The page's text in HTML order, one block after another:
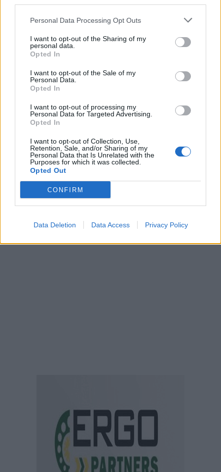
Personal Data Processing Opt Outs
I want to opt-out of the Sharing of my
personal data.
Opted In
I want to opt-out of the Sale of my
Personal Data.
Opted In
I want to opt-out of processing my
Personal Data for Targeted Advertising.
Opted In
I want to opt-out of Collection, Use,
Retention, Sale, and/or Sharing of my
Personal Data that Is Unrelated with the
Purposes for which it was collected.
Opted Out
CONFIRM
Data Deletion Data Access Privacy Policy
newsbeast.gr